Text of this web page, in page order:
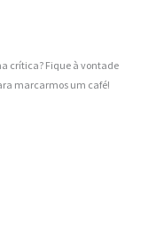
crítica? Fique à vontade
marcarmos um café!